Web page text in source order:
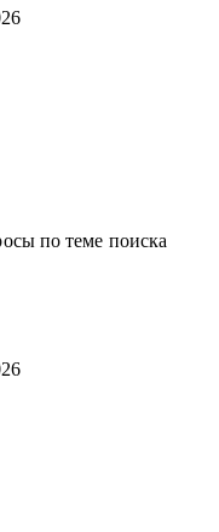
бизнеса в найм;
как грамотно
по теме поиска